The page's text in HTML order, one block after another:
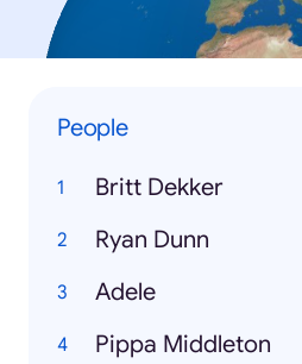
People
Britt Dekker
Ryan Dunn
Adele
Pippa Middleton